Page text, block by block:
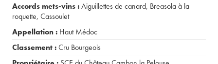
Accords mets-vins :Aiguillettes de canard, Breasola à la
roquette, Cassoulet
Appellation : Haut Médoc
Classement :Cru Bourgeois